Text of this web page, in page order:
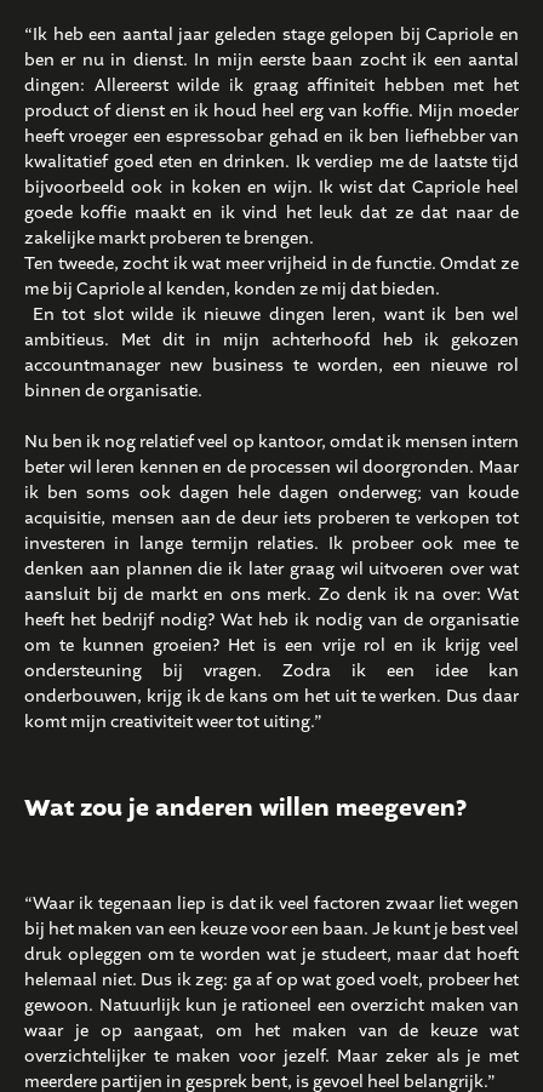
“Ik heb een aantal jaar geleden stage gelopen bij Capriole en
ben er nu in dienst. In mijn eerste baan zocht ik een aantal
dingen: Allereerst wilde ik graag affiniteit hebben met het
product of dienst en ik houd heel erg van koffie. Mijn moeder
heeft vroeger een espressobar gehad en ik ben liefhebber van
kwalitatief goed eten en drinken. Ik verdiep me de laatste tijd
bijvoorbeeld ook in koken en wijn. Ik wist dat Capriole heel
goede koffie maakt en ik vind het leuk dat ze dat naar de
zakelijke markt proberen te brengen.
Ten tweede, zocht ik wat meer vrijheid in de functie. Omdat ze
me bij Capriole al kenden, konden ze mij dat bieden.
En tot slot wilde ik nieuwe dingen leren, want ik ben wel
ambitieus. Met dit in mijn achterhoofd heb ik gekozen
accountmanager new business te worden, een nieuwe rol
binnen de organisatie.
Nu ben ik nog relatief veel op kantoor, omdat ik mensen intern
beter wil leren kennen en de processen wil doorgronden. Maar
ik ben soms ook dagen hele dagen onderweg; van koude
acquisitie, mensen aan de deur iets proberen te verkopen tot
investeren in lange termijn relaties. Ik probeer ook mee te
denken aan plannen die ik later graag wil uitvoeren over wat
aansluit bij de markt en ons merk. Zo denk ik na over: Wat
heeft het bedrijf nodig? Wat heb ik nodig van de organisatie
om te kunnen groeien? Het is een vrije rol en ik krijg veel
ondersteuning bij vragen. Zodra ik een idee kan
onderbouwen, krijg ik de kans om het uit te werken. Dus daar
komt mijn creativiteit weer tot uiting.”
Wat zou je anderen willen meegeven?
“Waar ik tegenaan liep is dat ik veel factoren zwaar liet wegen
bij het maken van een keuze voor een baan. Je kunt je best veel
druk opleggen om te worden wat je studeert, maar dat hoeft
helemaal niet. Dus ik zeg: ga af op wat goed voelt, probeer het
gewoon. Natuurlijk kun je rationeel een overzicht maken van
waar je op aangaat, om het maken van de keuze wat
overzichtelijker te maken voor jezelf. Maar zeker als je met
meerdere partijen in gesprek bent, is gevoel heel belangrijk.”